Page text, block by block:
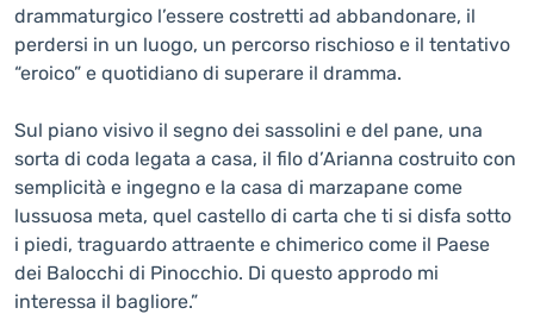
drammaturgico l’essere costretti ad abbandonare, il
perdersi in un luogo, un percorso rischioso e il tentativo
“eroico” e quotidiano di superare il dramma.
Sul piano visivo il segno dei sassolini e del pane, una
sorta di coda legata a casa, il filo d’Arianna costruito con
semplicità e ingegno e la casa di marzapane come
lussuosa meta, quel castello di carta che ti si disfa sotto
i piedi, traguardo attraente e chimerico come il Paese
dei Balocchi di Pinocchio. Di questo approdo mi
interessa il bagliore.”